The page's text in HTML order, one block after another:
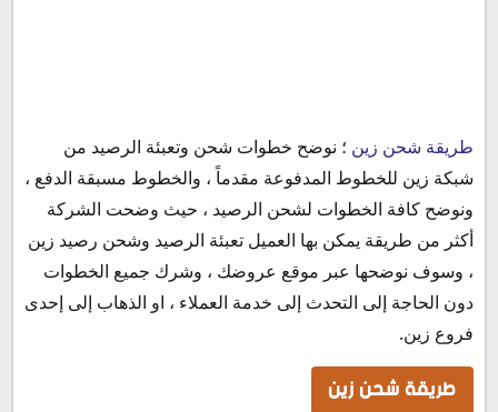
طريقة شحن زين
إعادة الشحن والرصيد من شبكة زين
شحن زين للخطوط المدفوعة مقدماً
الشحن من خلال تطبيق زين
تعبئة الرصيد بإستخدام كود الشحن
تعبئة الرصيد بإستخدام الخدمة الصوتية
تحويل الرصيد من زين إلى زين
الشروط والأحكام لتعبئة الرصيد
شروط أخرى :
طريقة شحن زين ؛ نوضح خطوات شحن وتعبئة الرصيد من
شبكة زين للخطوط المدفوعة مقدماً ، والخطوط مسبقة الدفع ،
ونوضح كافة الخطوات لشحن الرصيد ، حيث وضحت الشركة
أكثر من طريقة يمكن بها العميل تعبئة الرصيد وشحن رصيد زين
، وسوف نوضحها عبر موقع عروضك ، وشرك جميع الخطوات
دون الحاجة إلى التحدث إلى خدمة العملاء ، او الذهاب إلى إحدى
فروع زين.
طريقة شحن زين